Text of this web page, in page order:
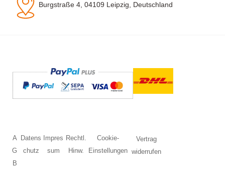
Burgstraße 4, 04109 Leipzig, Deutschland
A
G
B
Datens
chutz
Impres
sum
Rechtl.
Hinw.
Cookie-
Einstellungen
Vertrag
widerrufen